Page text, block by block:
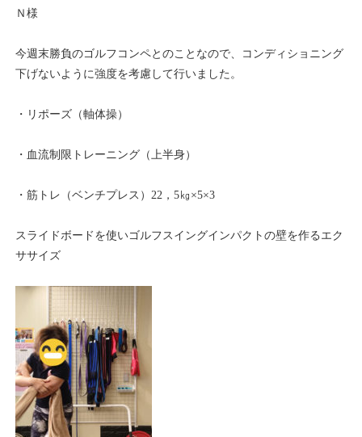
Ｎ様
今週末勝負のゴルフコンペとのことなので、コンディショニング
下げないように強度を考慮して行いました。
・リポーズ（軸体操）
・血流制限トレーニング（上半身）
・筋トレ（ベンチプレス）22，5㎏×5×3
スライドボードを使いゴルフスイングインパクトの壁を作るエク
ササイズ